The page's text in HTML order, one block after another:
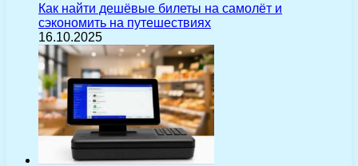
Как найти дешёвые билеты на самолёт и
сэкономить на путешествиях
16.10.2025